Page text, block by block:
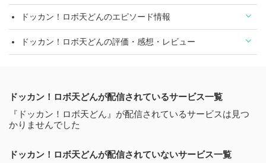
ドッカン！ロボ天どんのエピソード情報
ドッカン！ロボ天どんの評価・感想・レビュー
ドッカン！ロボ天どんが配信されているサービス一覧
『ドッカン！ロボ天どん』が配信されているサービスは見つ
かりませんでした
ドッカン！ロボ天どんが配信されていないサービス一覧